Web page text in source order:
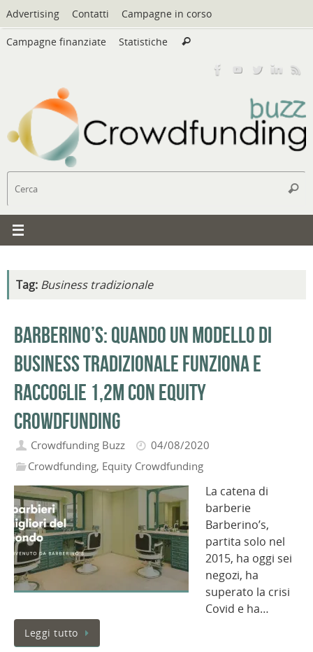
Vai
al
contenuto
Advertising Contatti Campagne in corso
Campagne finanziate Statistiche Cerca
Cerca
Tag: Business tradizionale
Barberino’s: quando un modello di
business tradizionale funziona e
raccoglie 1,2m con equity
crowdfunding
Crowdfunding Buzz
04/08/2020
Crowdfunding, Equity Crowdfunding
La catena di
barberie
Barberino’s,
partita solo nel
2015, ha oggi sei
negozi, ha
superato la crisi
Covid e ha…
Leggi tutto